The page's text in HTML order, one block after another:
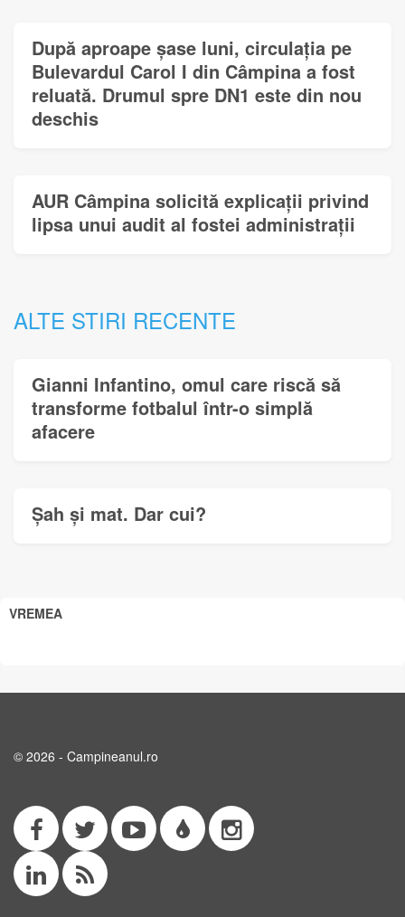
După aproape șase luni, circulația pe
Bulevardul Carol I din Câmpina a fost
reluată. Drumul spre DN1 este din nou
deschis
AUR Câmpina solicită explicații privind
lipsa unui audit al fostei administrații
ALTE STIRI RECENTE
Gianni Infantino, omul care riscă să
transforme fotbalul într-o simplă
afacere
Șah și mat. Dar cui?
VREMEA
© 2026 - Campineanul.ro